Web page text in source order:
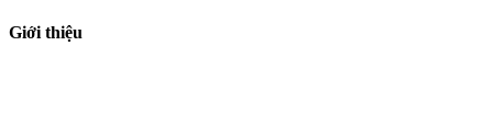
Giới thiệu